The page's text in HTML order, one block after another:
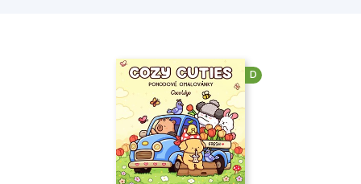
Připravujeme
Tipy redakce
D